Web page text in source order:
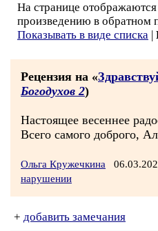
На странице
произведению в обратном
Показывать в виде списка |
Рецензия на «
Богодухов 2)
Настоящее весеннее
Всего самого доброго,
Ольга Кружечкина
нарушении
+ добавить замечания